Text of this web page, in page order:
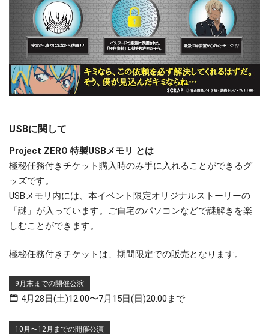
USBに関して
Project ZERO 特製USBメモリ とは
極秘任務付きチケット購入時のみ手に入れることができるグ
ッズです。
USBメモリ内には、本イベント限定オリジナルストーリーの
「謎」が入っています。ご自宅のパソコンなどで謎解きを楽
しむことができます。
極秘任務付きチケットは、期間限定での販売となります。
9月末までの開催公演
4月28日(土)12:00〜7月15日(日)20:00まで
10月〜12月までの開催公演